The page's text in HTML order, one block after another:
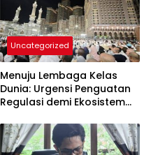
Uncategorized
Menuju Lembaga Kelas
Dunia: Urgensi Penguatan
Regulasi demi Ekosistem